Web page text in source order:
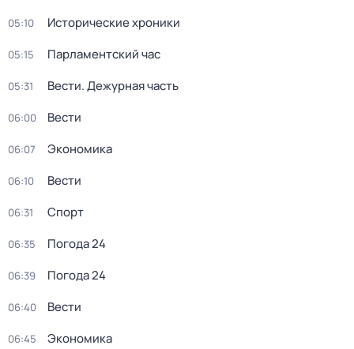
05:10 Исторические хроники
05:15 Парламентский час
05:31 Вести. Дежурная часть
06:00 Вести
06:07 Экономика
06:10 Вести
06:31 Спорт
06:35 Погода 24
06:39 Погода 24
06:40 Вести
06:45 Экономика